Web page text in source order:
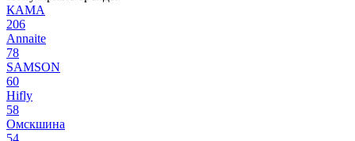
КАМА
206
Annaite
78
SAMSON
60
Hifly
58
Омскшина
54